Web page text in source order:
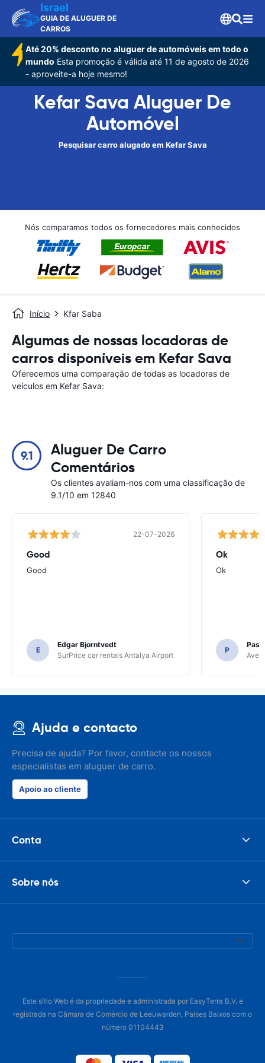
Israel
GUIA DE ALUGUER DE
CARROS
Até 20% desconto no aluguer de automóveis em todo o
mundo Esta promoção é válida até 11 de agosto de 2026
- aproveite-a hoje mesmo!
Kefar Sava Aluguer De
Automóvel
Pesquisar carro alugado em Kefar Sava
Nós comparamos todos os fornecedores mais conhecidos
Início Kfar Saba
Algumas de nossas locadoras de
carros disponíveis em Kefar Sava
Oferecemos uma comparação de todas as locadoras de
veículos em Kefar Sava:
9.1
Aluguer De Carro
Comentários
Os clientes avaliam-nos com uma classificação de
9.1/10 em 12840
22-07-2026
Good
Good
E
Edgar Bjorntvedt
SurPrice car rentals Antalya Airport
Ok
Ok
P
Avec
Ajuda e contacto
Precisa de ajuda? Por favor, contacte os nossos
especialistas em aluguer de carro.
Apoio ao cliente
Conta
Sobre nós
Este sítio Web é da propriedade e administrada por EasyTerra B.V. e
registrada na Câmara de Comércio de Leeuwarden, Países Baixos com o
número 01104443